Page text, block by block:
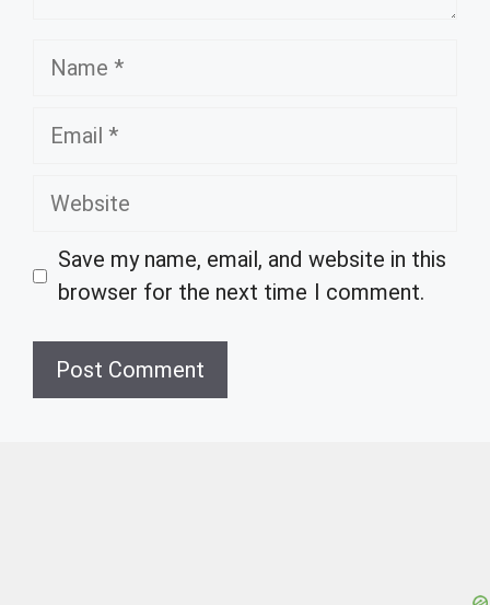
Name
Email
Website
Save my name, email, and website in this
browser for the next time I comment.